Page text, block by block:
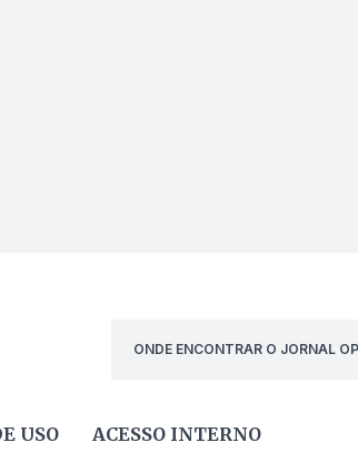
ONDE ENCONTRAR O JORNAL
USO ACESSO INTERNO